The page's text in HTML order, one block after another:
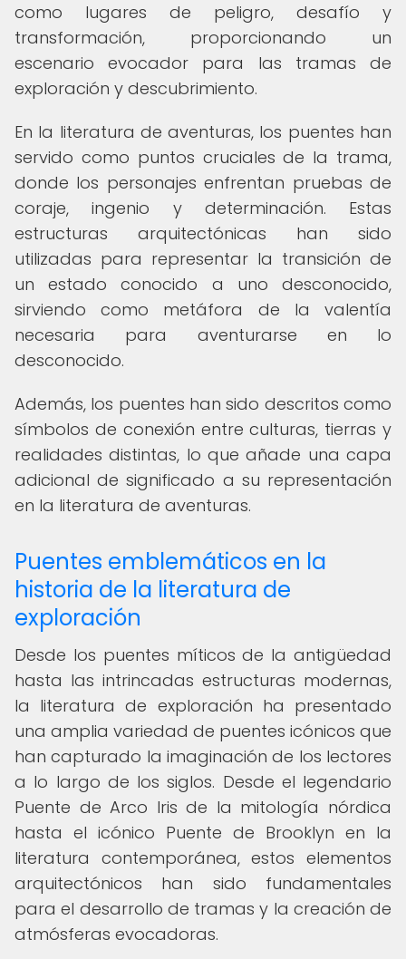
como lugares de peligro, desafío y
transformación, proporcionando un
escenario evocador para las tramas de
exploración y descubrimiento.
En la literatura de aventuras, los puentes han
servido como puntos cruciales de la trama,
donde los personajes enfrentan pruebas de
coraje, ingenio y determinación. Estas
estructuras arquitectónicas han sido
utilizadas para representar la transición de
un estado conocido a uno desconocido,
sirviendo como metáfora de la valentía
necesaria para aventurarse en lo
desconocido.
Además, los puentes han sido descritos como
símbolos de conexión entre culturas, tierras y
realidades distintas, lo que añade una capa
adicional de significado a su representación
en la literatura de aventuras.
Puentes emblemáticos en la
historia de la literatura de
exploración
Desde los puentes míticos de la antigüedad
hasta las intrincadas estructuras modernas,
la literatura de exploración ha presentado
una amplia variedad de puentes icónicos que
han capturado la imaginación de los lectores
a lo largo de los siglos. Desde el legendario
Puente de Arco Iris de la mitología nórdica
hasta el icónico Puente de Brooklyn en la
literatura contemporánea, estos elementos
arquitectónicos han sido fundamentales
para el desarrollo de tramas y la creación de
atmósferas evocadoras.